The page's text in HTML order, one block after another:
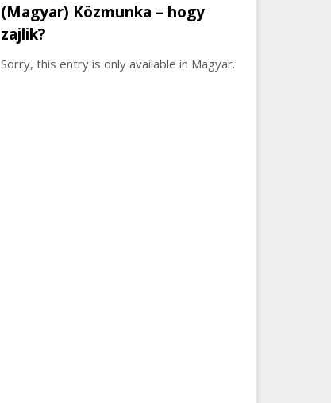
(Magyar) Közmunka – hogy
zajlik?
Sorry, this entry is only available in Magyar.